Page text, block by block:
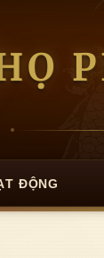
ĐỘNG